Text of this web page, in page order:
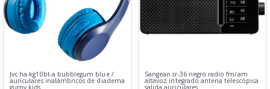
Jvc ha-kg10bt-a bubblegum blue /
auriculares inalámbricos de diadema
gumy kids
Sangean sr-36 negro radio fm/am
altavoz integrado antena telescópica
salida auriculares